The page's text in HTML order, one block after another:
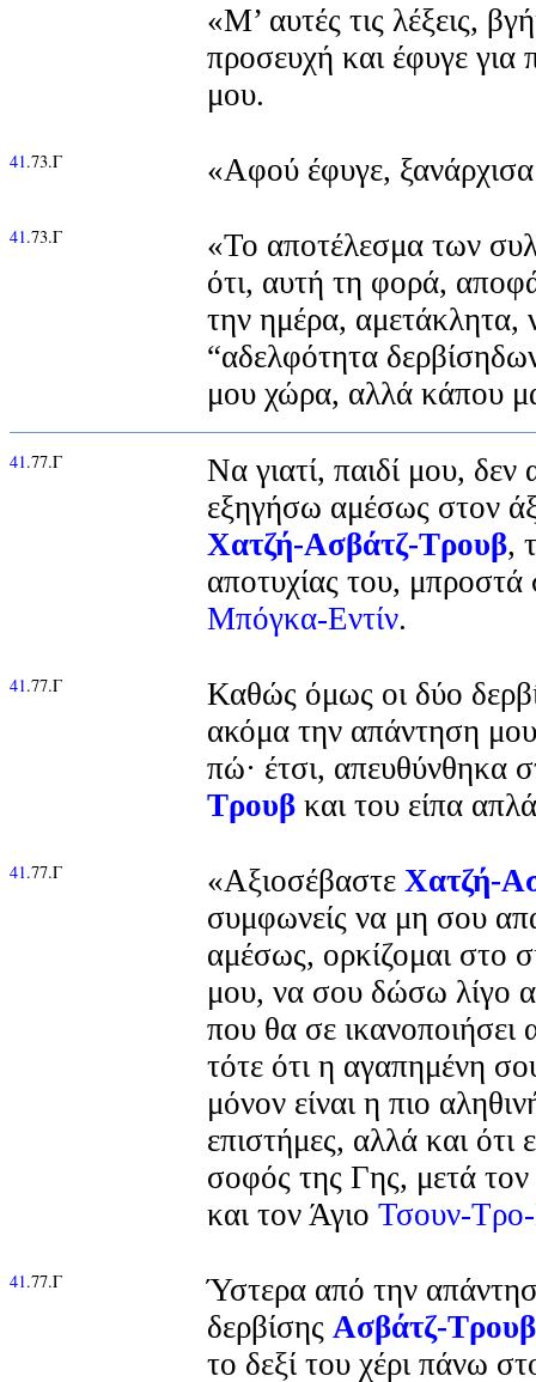
«Μ’ αυτές τις λέξεις,
προσευχή και έφυγε για
μου.
41.73.Γ «Αφού έφυγε,
41.73.Γ
«Το αποτέλεσμα των
ότι, αυτή τη φορά,
την ημέρα, αμετάκλητα,
“αδελφότητα
μου χώρα, αλλά κάπου
41.77.Γ
Να γιατί, παιδί μου,
εξηγήσω αμέσως στον
Χατζή-Ασβάτζ-Τρουβ,
αποτυχίας του,
Μπόγκα-Εντίν.
41.77.Γ
Καθώς όμως οι δύο
ακόμα την απάντηση
πώ· έτσι, απευθύνθηκα
Τρουβ και του είπα
41.77.Γ «Αξιοσέβαστε Χατζή-
συμφωνείς να μη σου
αμέσως, ορκίζομαι στο
μου, να σου δώσω λίγο
που θα σε ικανοποιήσει
τότε ότι η αγαπημένη
μόνον είναι η πιο
επιστήμες, αλλά και ότι
σοφός της Γης, μετά
και τον Άγιο Τσουν-
41.77.Γ
Ύστερα από την
δερβίσης Ασβάτζ-Τρουβ
το δεξί του χέρι πάνω